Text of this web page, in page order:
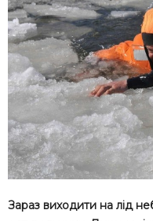
Зараз виходити на лід